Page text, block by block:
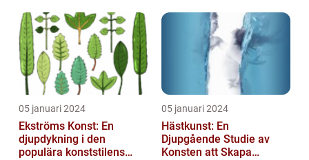
05 januari 2024
Ekströms Konst: En
djupdykning i den
populära konststilens
05 januari 2024
Hästkunst: En
Djupgående Studie av
Konsten att Skapa